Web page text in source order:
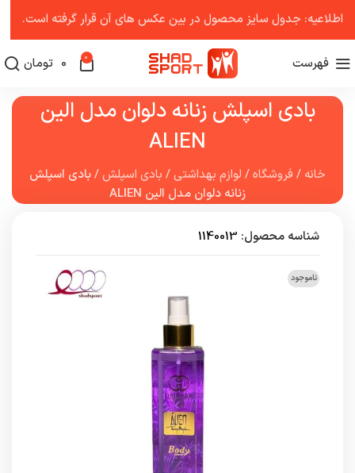
فهرست 0
0 تومان
بادی اسپلش زنانه دلوان مدل الین
ALIEN
خانه /فروشگاه/ لوازم بهداشتی/ بادی اسپلش/بادی اسپلش
زنانه دلوان مدل الین ALIEN
شناسه محصول: 1140013
ناموجود
اطلاعیه: جدول سایز محصول در بین عکس ‌های آن قرار گرفته است.